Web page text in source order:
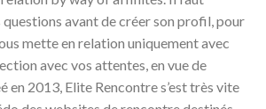
avant de créer son profil, pour
mette en relation uniquement avec
avec vos attentes, en vue de
en 2013, Elite Rencontre s’est très vite